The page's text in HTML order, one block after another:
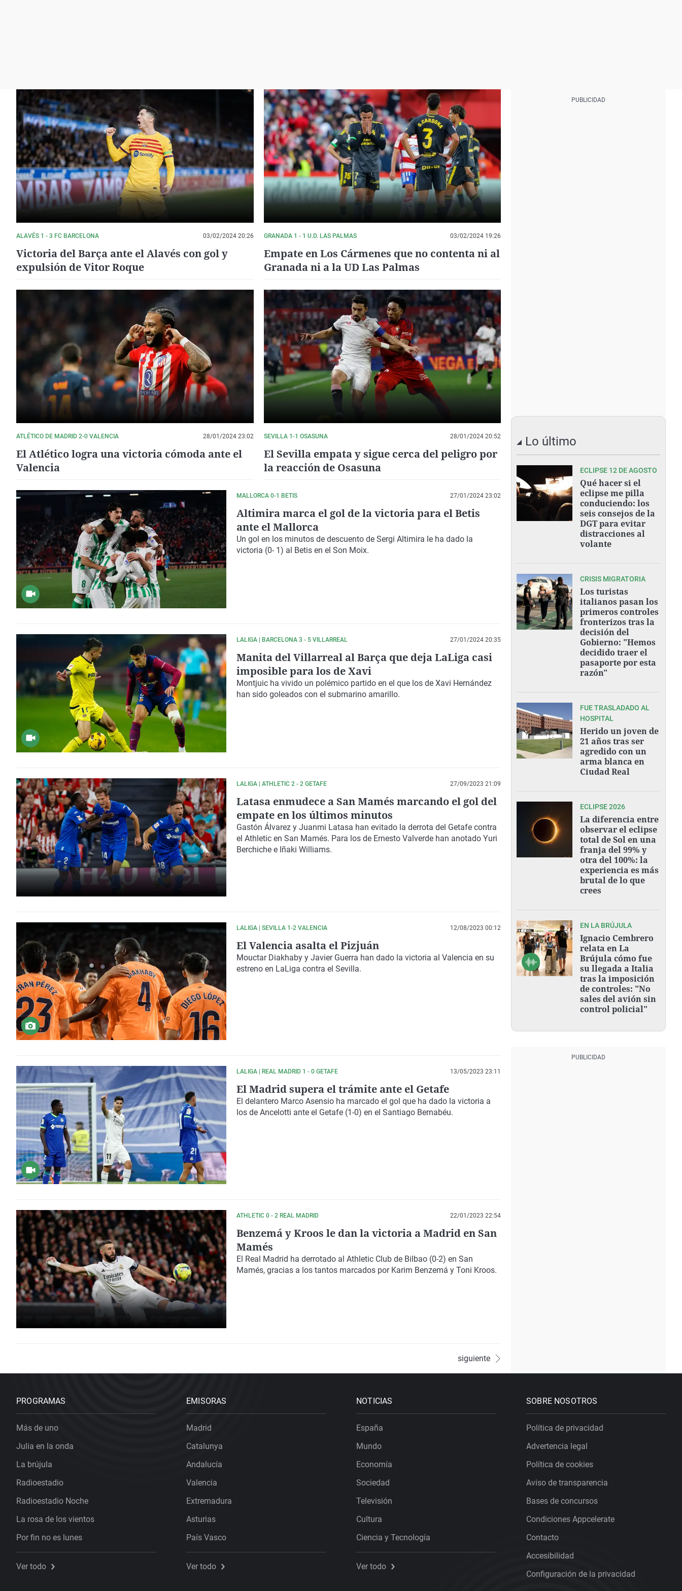
ALAVÉS 1 - 3 FC BARCELONA 03/02/2024 20:26
Victoria del Barça ante el Alavés con gol y
expulsión de Vitor Roque
GRANADA 1 - 1 U.D. LAS PALMAS 03/02/2024 19:26
Empate en Los Cármenes que no contenta ni al
Granada ni a la UD Las Palmas
ATLÉTICO DE MADRID 2-0 VALENCIA 28/01/2024 23:02
El Atlético logra una victoria cómoda ante el
Valencia
SEVILLA 1-1 OSASUNA 28/01/2024 20:52
El Sevilla empata y sigue cerca del peligro por
la reacción de Osasuna
MALLORCA 0-1 BETIS 27/01/2024 23:02
Altimira marca el gol de la victoria para el Betis
ante el Mallorca
Un gol en los minutos de descuento de Sergi Altimira le ha dado la
victoria (0- 1) al Betis en el Son Moix.
LALIGA | BARCELONA 3 - 5 VILLARREAL 27/01/2024 20:35
Manita del Villarreal al Barça que deja LaLiga casi
imposible para los de Xavi
Montjuic ha vivido un polémico partido en el que los de Xavi Hernández
han sido goleados con el submarino amarillo.
LALIGA | ATHLETIC 2 - 2 GETAFE 27/09/2023 21:09
Latasa enmudece a San Mamés marcando el gol del
empate en los últimos minutos
Gastón Álvarez y Juanmi Latasa han evitado la derrota del Getafe contra
el Athletic en San Mamés. Para los de Ernesto Valverde han anotado Yuri
Berchiche e Iñaki Williams.
LALIGA | SEVILLA 1-2 VALENCIA 12/08/2023 00:12
El Valencia asalta el Pizjuán
Mouctar Diakhaby y Javier Guerra han dado la victoria al Valencia en su
estreno en LaLiga contra el Sevilla.
LALIGA | REAL MADRID 1 - 0 GETAFE 13/05/2023 23:11
El Madrid supera el trámite ante el Getafe
El delantero Marco Asensio ha marcado el gol que ha dado la victoria a
los de Ancelotti ante el Getafe (1-0) en el Santiago Bernabéu.
ATHLETIC 0 - 2 REAL MADRID 22/01/2023 22:54
Benzemá y Kroos le dan la victoria a Madrid en San
Mamés
El Real Madrid ha derrotado al Athletic Club de Bilbao (0-2) en San
Mamés, gracias a los tantos marcados por Karim Benzemá y Toni Kroos.
siguiente
Lo último
ECLIPSE 12 DE AGOSTO
Qué hacer si el
eclipse me pilla
conduciendo: los
seis consejos de la
DGT para evitar
distracciones al
volante
CRISIS MIGRATORIA
Los turistas
italianos pasan los
primeros controles
fronterizos tras la
decisión del
Gobierno: "Hemos
decidido traer el
pasaporte por esta
razón"
FUE TRASLADADO AL
HOSPITAL
Herido un joven de
21 años tras ser
agredido con un
arma blanca en
Ciudad Real
ECLIPSE 2026
La diferencia entre
observar el eclipse
total de Sol en una
franja del 99% y
otra del 100%: la
experiencia es más
brutal de lo que
crees
EN LA BRÚJULA
Ignacio Cembrero
relata en La
Brújula cómo fue
su llegada a Italia
tras la imposición
de controles: "No
sales del avión sin
control policial"
PROGRAMAS
Más de uno
Julia en la onda
La brújula
Radioestadio
Radioestadio Noche
La rosa de los vientos
Por fin no es lunes
Ver todo
EMISORAS
Madrid
Catalunya
Andalucía
Valencia
Extremadura
Asturias
País Vasco
Ver todo
NOTICIAS
España
Mundo
Economía
Sociedad
Televisión
Cultura
Ciencia y Tecnología
Ver todo
SOBRE NOSOTROS
Política de privacidad
Advertencia legal
Política de cookies
Aviso de transparencia
Bases de concursos
Condiciones Appcelerate
Contacto
Accesibilidad
Configuración de la privacidad